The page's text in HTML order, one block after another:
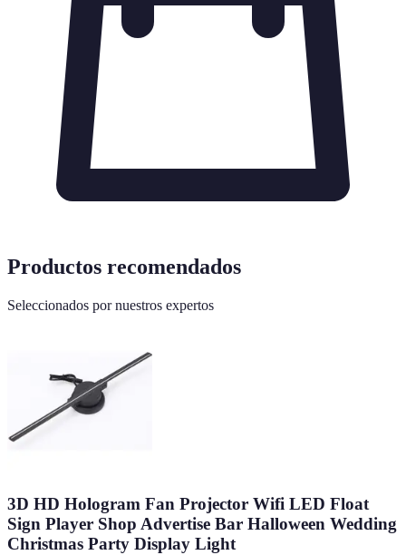
Productos recomendados
Seleccionados por nuestros expertos
3D HD Hologram Fan Projector Wifi LED Float
Sign Player Shop Advertise Bar Halloween Wedding
Christmas Party Display Light